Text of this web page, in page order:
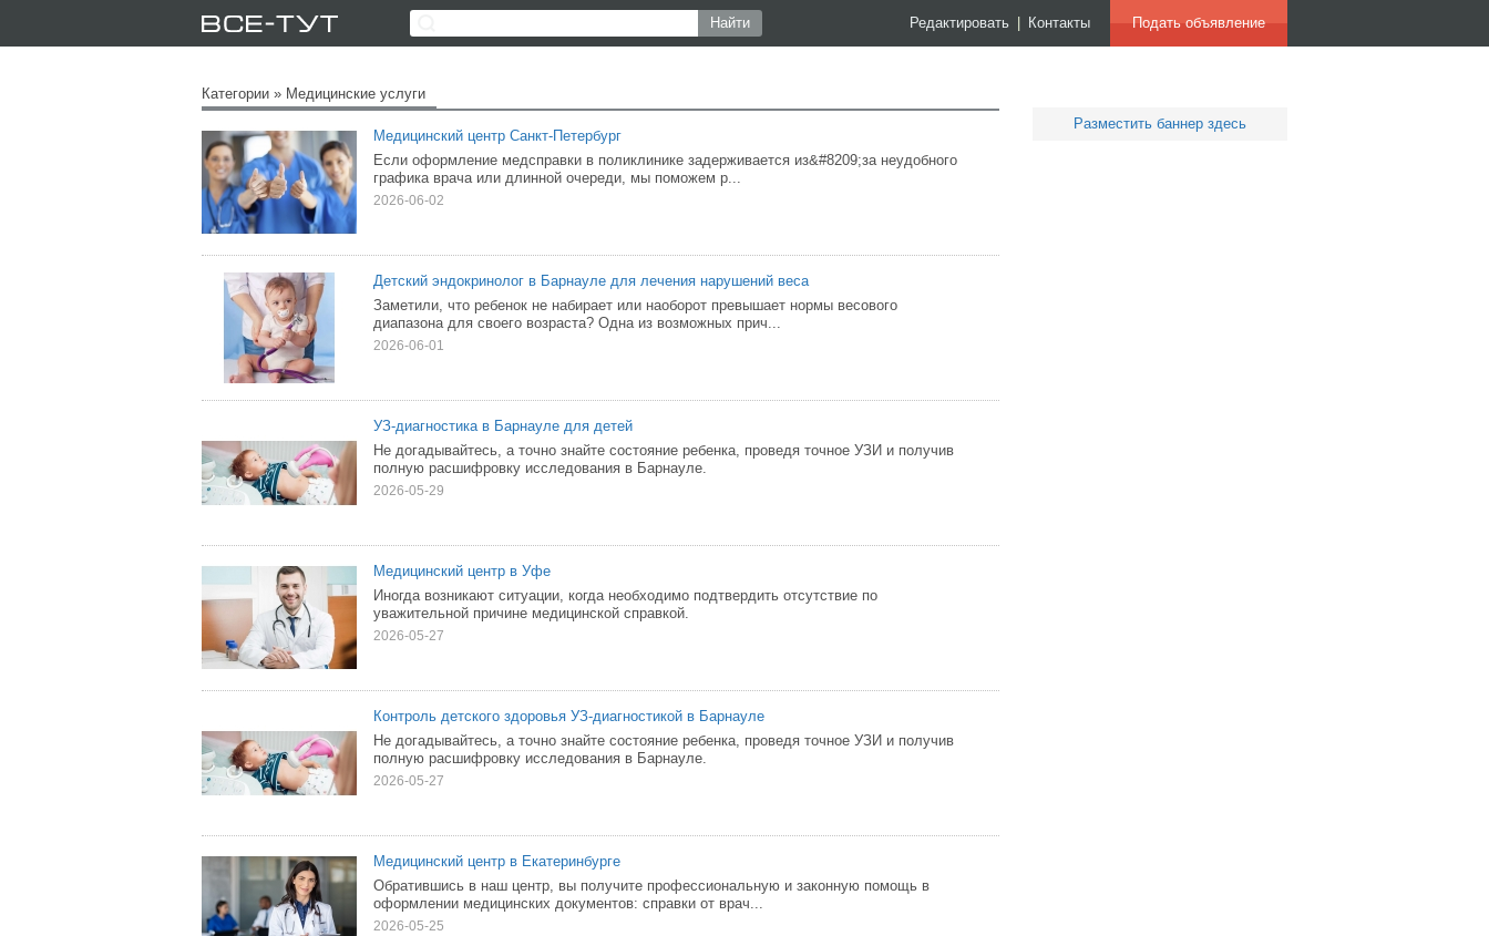
Подать объявление
Редактировать Контакты
Категории » Медицинские услуги
Медицинский центр Санкт-Петербург
Если оформление медсправки в поликлинике задерживается из&#8209;за неудобного
графика врача или длинной очереди, мы поможем р...
2026-06-02
Детский эндокринолог в Барнауле для лечения нарушений веса
Заметили, что ребенок не набирает или наоборот превышает нормы весового
диапазона для своего возраста? Одна из возможных прич...
2026-06-01
УЗ-диагностика в Барнауле для детей
Не догадывайтесь, а точно знайте состояние ребенка, проведя точное УЗИ и получив
полную расшифровку исследования в Барнауле.
2026-05-29
Медицинский центр в Уфе
Иногда возникают ситуации, когда необходимо подтвердить отсутствие по
уважительной причине медицинской справкой.
2026-05-27
Контроль детского здоровья УЗ-диагностикой в Барнауле
Не догадывайтесь, а точно знайте состояние ребенка, проведя точное УЗИ и получив
полную расшифровку исследования в Барнауле.
2026-05-27
Медицинский центр в Екатеринбурге
Обратившись в наш центр, вы получите профессиональную и законную помощь в
оформлении медицинских документов: справки от врач...
2026-05-25
Разместить баннер здесь